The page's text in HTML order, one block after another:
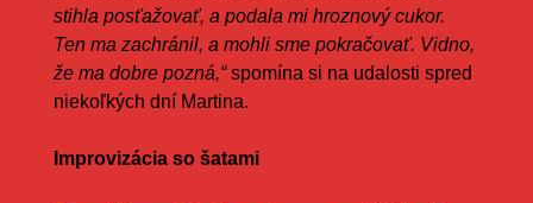
stihla posťažovať, a podala mi hroznový cukor.
Ten ma zachránil, a mohli sme pokračovať. Vidno,
že ma dobre pozná,“spomína si na udalosti spred
niekoľkých dní Martina.
Improvizácia so šatami